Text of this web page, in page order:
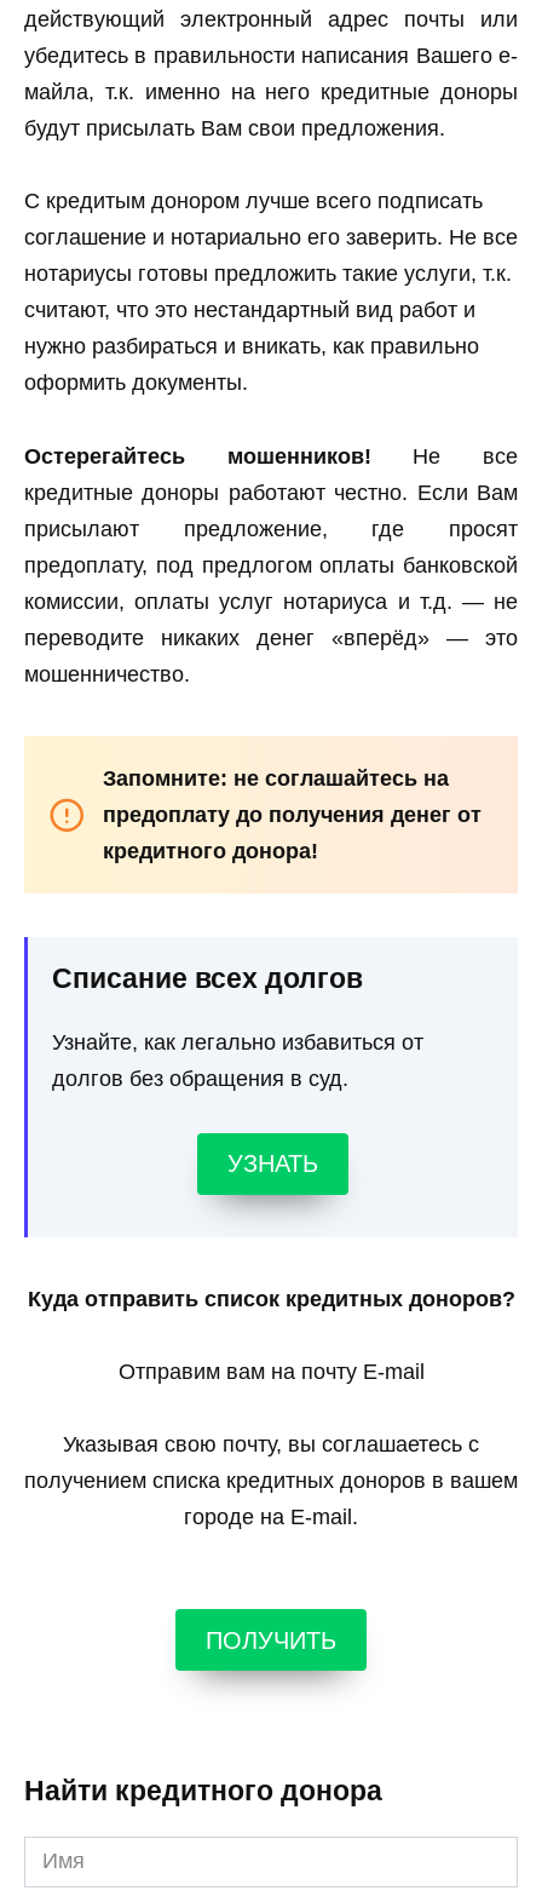
действующий электронный адрес почты или
убедитесь в правильности написания Вашего е-
майла, т.к. именно на него кредитные доноры
будут присылать Вам свои предложения.
С кредитым донором лучше всего подписать
соглашение и нотариально его заверить. Не все
нотариусы готовы предложить такие услуги, т.к.
считают, что это нестандартный вид работ и
нужно разбираться и вникать, как правильно
оформить документы.
Остерегайтесь мошенников! Не все
кредитные доноры работают честно. Если Вам
присылают предложение, где просят
предоплату, под предлогом оплаты банковской
комиссии, оплаты услуг нотариуса и т.д. — не
переводите никаких денег «вперёд» — это
мошенничество.
Запомните: не соглашайтесь на
предоплату до получения денег от
кредитного донора!
Списание всех долгов
Узнайте, как легально избавиться от
долгов без обращения в суд.
УЗНАТЬ
Куда отправить список кредитных доноров?
Отправим вам на почту E-mail
Указывая свою почту, вы соглашаетесь с
получением списка кредитных доноров в вашем
городе на E-mail.
ПОЛУЧИТЬ
Найти кредитного донора
Имя
*